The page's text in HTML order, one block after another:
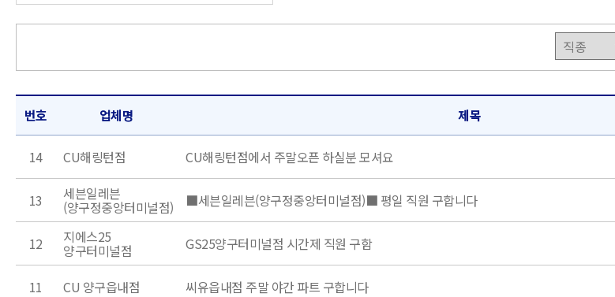
번호 업체명 제목
14 CU해링턴점 CU해링턴점에서 주말오픈 하실분 모셔요
13 세븐일레븐
(양구정중앙터미널점) ■세븐일레븐(양구정중앙터미널점)■ 평일 직원 구합니다
12 지에스25
양구터미널점 GS25양구터미널점 시간제 직원 구함
11 CU 양구읍내점 씨유읍내점 주말 야간 파트 구합니다